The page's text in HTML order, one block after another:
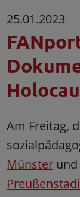
25.01.2023
Am Freitag,
Münsterund